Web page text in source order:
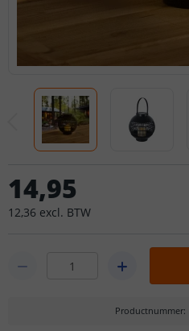
14,95
12,36 excl. BTW
Productnummer: